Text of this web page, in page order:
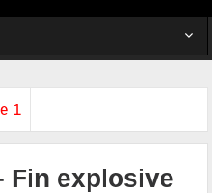
1
Fin explosive